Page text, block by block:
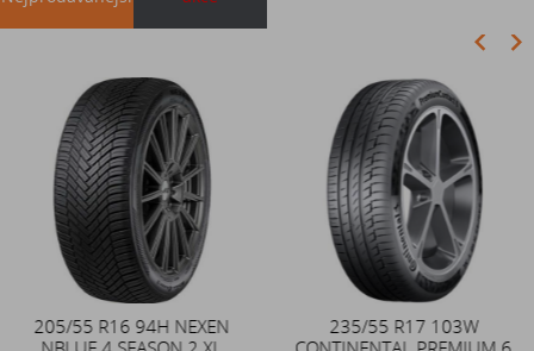
205/55 R16 94H NEXEN
235/55 R17 103W
Duše 12x4 (4.00-4) kovový